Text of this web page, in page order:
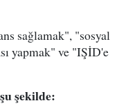
sağlamak", "sosyal
yapmak" ve "IŞİD'e
şekilde: